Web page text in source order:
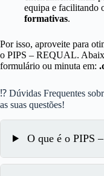
equipa e facilitando
formativas.
Por isso, aproveite para
o PIPS – REQUAL.
formulário ou minuta em:
⁉ Dúvidas Frequentes
as suas questões!
O que é o PIPS